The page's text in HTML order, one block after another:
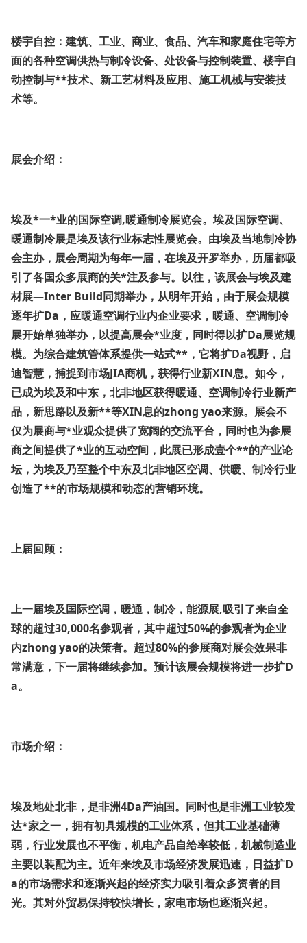
楼宇自控：建筑、工业、商业、食品、汽车和家庭住宅等方
面的各种空调供热与制冷设备、处设备与控制装置、楼宇自
动控制与**技术、新工艺材料及应用、施工机械与安装技
术等。
展会介绍：
埃及*一*业的国际空调,暖通制冷展览会。埃及国际空调、
暖通制冷展是埃及该行业标志性展览会。由埃及当地制冷协
会主办，展会周期为每年一届，在埃及开罗举办，历届都吸
引了各国众多展商的关*注及参与。以往，该展会与埃及建
材展—Inter Build同期举办，从明年开始，由于展会规模
逐年扩Da，应暖通空调行业内企业要求，暖通、空调制冷
展开始单独举办，以提高展会*业度，同时得以扩Da展览规
模。为综合建筑管体系提供一站式**，它将扩Da视野，启
迪智慧，捕捉到市场JIA商机，获得行业新XIN息。如今，
已成为埃及和中东，北非地区获得暖通、空调制冷行业新产
品，新思路以及新**等XIN息的zhong yao来源。展会不
仅为展商与*业观众提供了宽阔的交流平台，同时也为参展
商之间提供了*业的互动空间，此展已形成壹个**的产业论
坛，为埃及乃至整个中东及北非地区空调、供暖、制冷行业
创造了**的市场规模和动态的营销环境。
上届回顾：
上一届埃及国际空调，暖通，制冷，能源展,吸引了来自全
球的超过30,000名参观者，其中超过50%的参观者为企业
内zhong yao的决策者。超过80%的参展商对展会效果非
常满意，下一届将继续参加。预计该展会规模将进一步扩D
a。
市场介绍：
埃及地处北非，是非洲4Da产油国。同时也是非洲工业较发
达*家之一，拥有初具规模的工业体系，但其工业基础薄
弱，行业发展也不平衡，机电产品自给率较低，机械制造业
主要以装配为主。近年来埃及市场经济发展迅速，日益扩D
a的市场需求和逐渐兴起的经济实力吸引着众多资者的目
光。其对外贸易保持较快增长，家电市场也逐渐兴起。